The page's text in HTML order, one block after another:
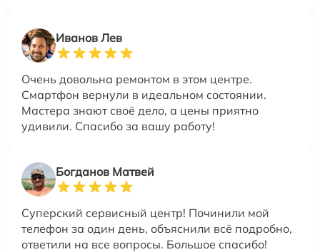
Иванов Лев
Очень довольна ремонтом в этом центре.
Смартфон вернули в идеальном состоянии.
Мастера знают своё дело, а цены приятно
удивили. Спасибо за вашу работу!
Богданов Матвей
Суперский сервисный центр! Починили мой
телефон за один день, объяснили всё подробно,
ответили на все вопросы. Большое спасибо!